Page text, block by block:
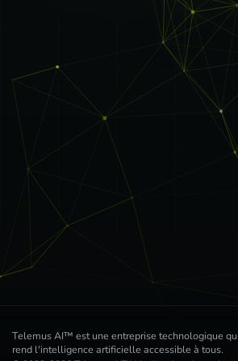
Telemus AI™ est une entreprise technologique qui
rend l'intelligence artificielle accessible à tous.